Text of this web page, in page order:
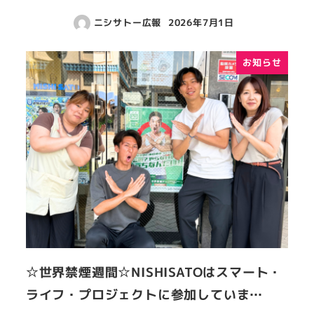
ニシサトー広報 2026年7月1日
お知らせ
☆世界禁煙週間☆NISHISATOはスマート・
ライフ・プロジェクトに参加していま…